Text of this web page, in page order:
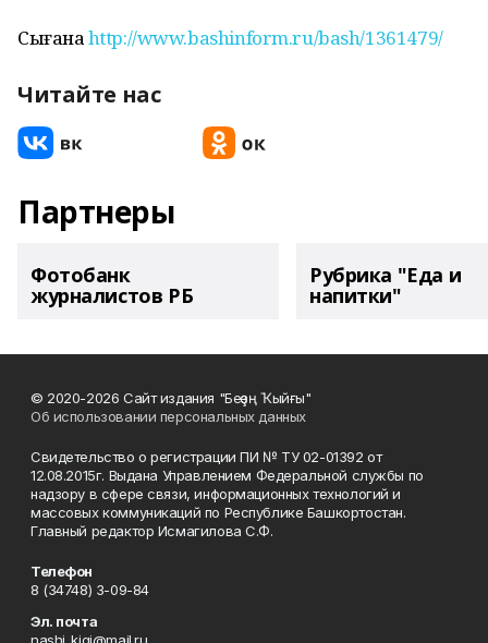
Сығанаҡhttp://www.bashinform.ru/bash/1361479/
Читайте нас
Партнеры
Фотобанк
журналистов РБ
Рубрика "Еда и
напитки"
© 2020-2026 Сайт издания "Беҙҙең Ҡыйғы"
Об использовании персональных данных
Свидетельство о регистрации ПИ № ТУ 02-01392 от
12.08.2015г. Выдана Управлением Федеральной службы по
надзору в сфере связи, информационных технологий и
массовых коммуникаций по Республике Башкортостан.
Главный редактор Исмагилова С.Ф.
Телефон
8 (34748) 3-09-84
Эл. почта